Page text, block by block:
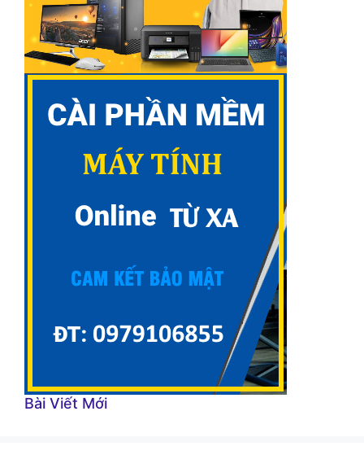
Bài Viết Mới